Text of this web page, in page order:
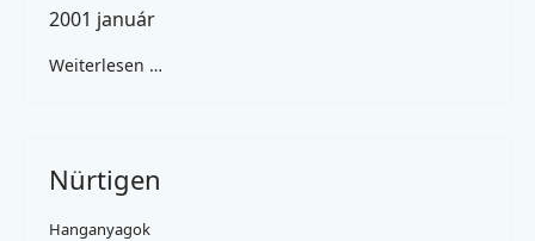
2001 január
Weiterlesen …
Nürtigen
Hanganyagok